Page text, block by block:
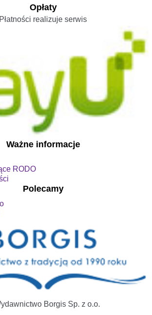
Opłaty
Płatności realizuje serwis
Ważne informacje
RODO
Polecamy
Borgis Sp. z o.o.